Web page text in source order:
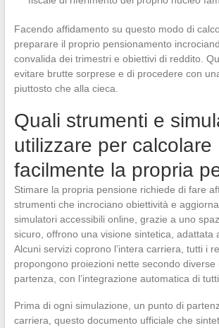
Facendo affidamento su questo modo di
preparare il proprio pensionamento
convalida dei trimestri e obiettivi di reddito.
evitare brutte sorprese e di procedere con
piuttosto che alla cieca.
Quali strumenti e
utilizzare per calcolare
facilmente la propria
Stimare la propria pensione richiede di fare
strumenti che incrociano obiettività e
simulatori accessibili online, grazie a uno
sicuro, offrono una visione sintetica, adattata
Alcuni servizi coprono l’intera carriera, tutti i
propongono proiezioni nette secondo diverse
partenza, con l’integrazione automatica di
Prima di ogni simulazione, un punto di
carriera, questo documento ufficiale che